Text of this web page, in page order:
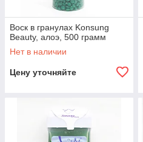
Воск в гранулах Konsung
Beauty, алоэ, 500 грамм
Нет в наличии
Цену уточняйте